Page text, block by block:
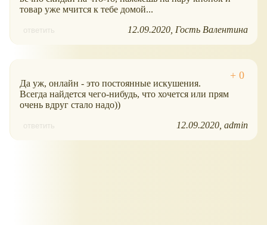
товар уже мчится к тебе домой...
ответить 12.09.2020 Гость Валентина
Да уж, онлайн - это постоянные искушения.
Всегда найдется чего-нибудь, что хочется или прям
очень вдруг стало надо))
ответить 12.09.2020 admin